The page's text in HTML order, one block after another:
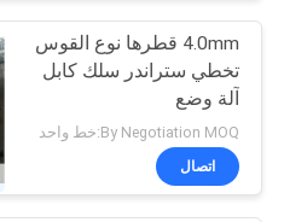
آلة سحب
29
4.0mm قطرها نوع القوس
تخطي ستراندر سلك كابل
آلة وضع
By Negotiation MOQ:خط واحد
اتصال